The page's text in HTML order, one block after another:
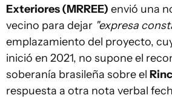
Exteriores (MRREE) envió una
vecino para dejar "expresa
emplazamiento del proyecto,
inició en 2021, no supone el
soberanía brasileña sobre el
respuesta a otra nota verbal